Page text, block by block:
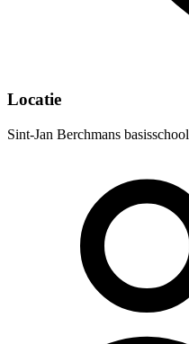
Locatie
Sint-Jan Berchmans basisschool